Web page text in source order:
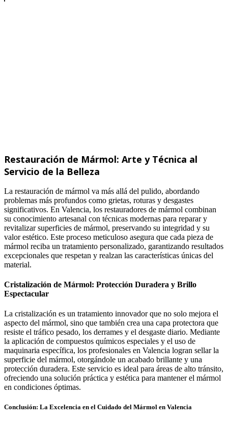
Restauración de Mármol: Arte y Técnica al
Servicio de la Belleza
La restauración de mármol va más allá del pulido, abordando
problemas más profundos como grietas, roturas y desgastes
significativos. En Valencia, los restauradores de mármol combinan
su conocimiento artesanal con técnicas modernas para reparar y
revitalizar superficies de mármol, preservando su integridad y su
valor estético. Este proceso meticuloso asegura que cada pieza de
mármol reciba un tratamiento personalizado, garantizando resultados
excepcionales que respetan y realzan las características únicas del
material.
Cristalización de Mármol: Protección Duradera y Brillo
Espectacular
La cristalización es un tratamiento innovador que no solo mejora el
aspecto del mármol, sino que también crea una capa protectora que
resiste el tráfico pesado, los derrames y el desgaste diario. Mediante
la aplicación de compuestos químicos especiales y el uso de
maquinaria específica, los profesionales en Valencia logran sellar la
superficie del mármol, otorgándole un acabado brillante y una
protección duradera. Este servicio es ideal para áreas de alto tránsito,
ofreciendo una solución práctica y estética para mantener el mármol
en condiciones óptimas.
Conclusión: La Excelencia en el Cuidado del Mármol en Valencia